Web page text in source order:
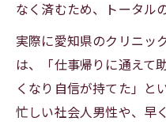
なく済むため、トータル
実際に愛知県のクリニッ
は、「仕事帰りに通えて
くなり自信が持てた」と
忙しい社会人男性や、早